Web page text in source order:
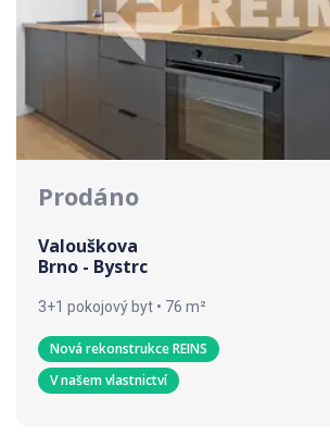
Prodáno
Valouškova
Brno - Bystrc
3+1 pokojový byt • 76 m²
Nová rekonstrukce REINS
V našem vlastnictví